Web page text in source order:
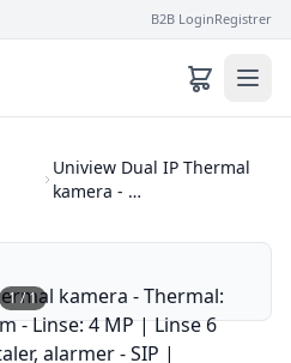
B2B LoginRegistrer
Uniview Dual IP Thermal
kamera - …
1/1